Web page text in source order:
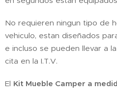
No requieren ningun tipo de
vehiculo, estan diseñados
e incluso se pueden llevar a
cita en la I.T.V.
El Kit Mueble Camper a